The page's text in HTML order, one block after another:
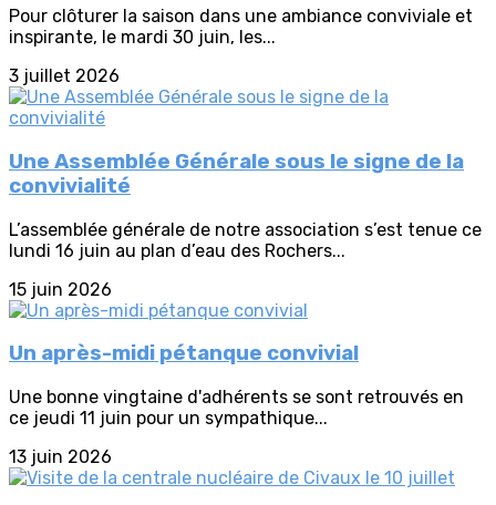
Pour clôturer la saison dans une ambiance conviviale et
inspirante, le mardi 30 juin, les...
3 juillet 2026
Une Assemblée Générale sous le signe de la
convivialité
L’assemblée générale de notre association s’est tenue ce
lundi 16 juin au plan d’eau des Rochers...
15 juin 2026
Un après-midi pétanque convivial
Une bonne vingtaine d'adhérents se sont retrouvés en
ce jeudi 11 juin pour un sympathique...
13 juin 2026